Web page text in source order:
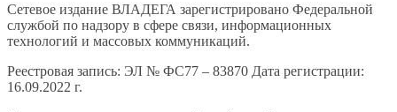
Сетевое издание ВЛАДЕГА зарегистрировано Федеральной
службой по надзору в сфере связи, информационных
технологий и массовых коммуникаций.
Реестровая запись: ЭЛ № ФС77 – 83870 Дата регистрации:
16.09.2022 г.